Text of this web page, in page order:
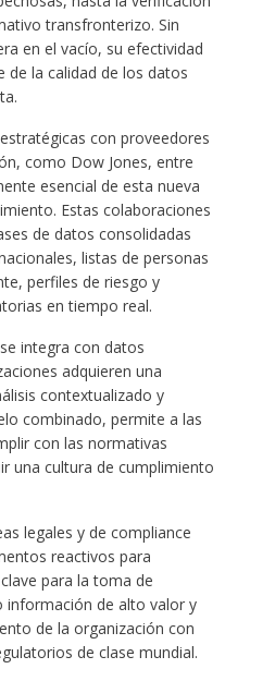
transfronterizo. Sin
en el vacío, su efectividad
de la calidad de los datos
con proveedores
como Dow Jones, entre
esencial de esta nueva
Estas colaboraciones
de datos consolidadas
listas de personas
perfiles de riesgo y
en tiempo real.
integra con datos
adquieren una
contextualizado y
combinado, permite a las
con las normativas
una cultura de cumplimiento
legales y de compliance
reactivos para
para la toma de
información de alto valor y
de la organización con
de clase mundial.